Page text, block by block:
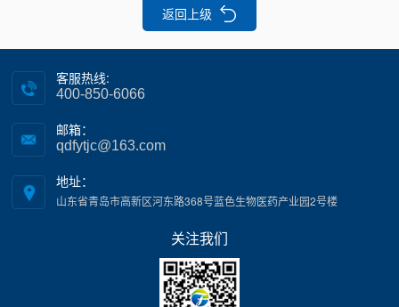
返回上级
客服热线:
400-850-6066
邮箱：
qdfytjc@163.com
地址：
山东省青岛市高新区河东路368号蓝色生物医药产业园2号楼
关注我们